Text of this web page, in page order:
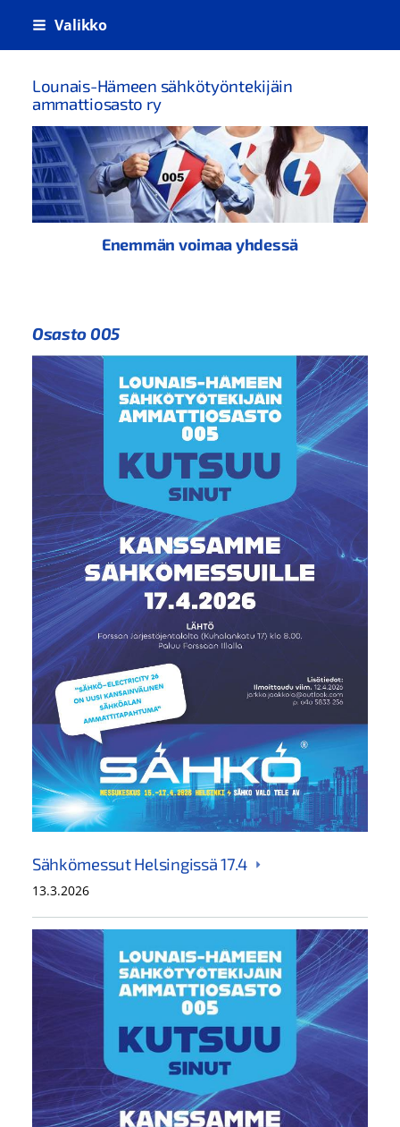
Siirry
sivun
sisältöön
Valikko
Lounais-Hämeen sähkötyöntekijäin
ammattiosasto ry
Enemmän voimaa yhdessä
Osasto 005
Sähkömessut Helsingissä 17.4
13.3.2026